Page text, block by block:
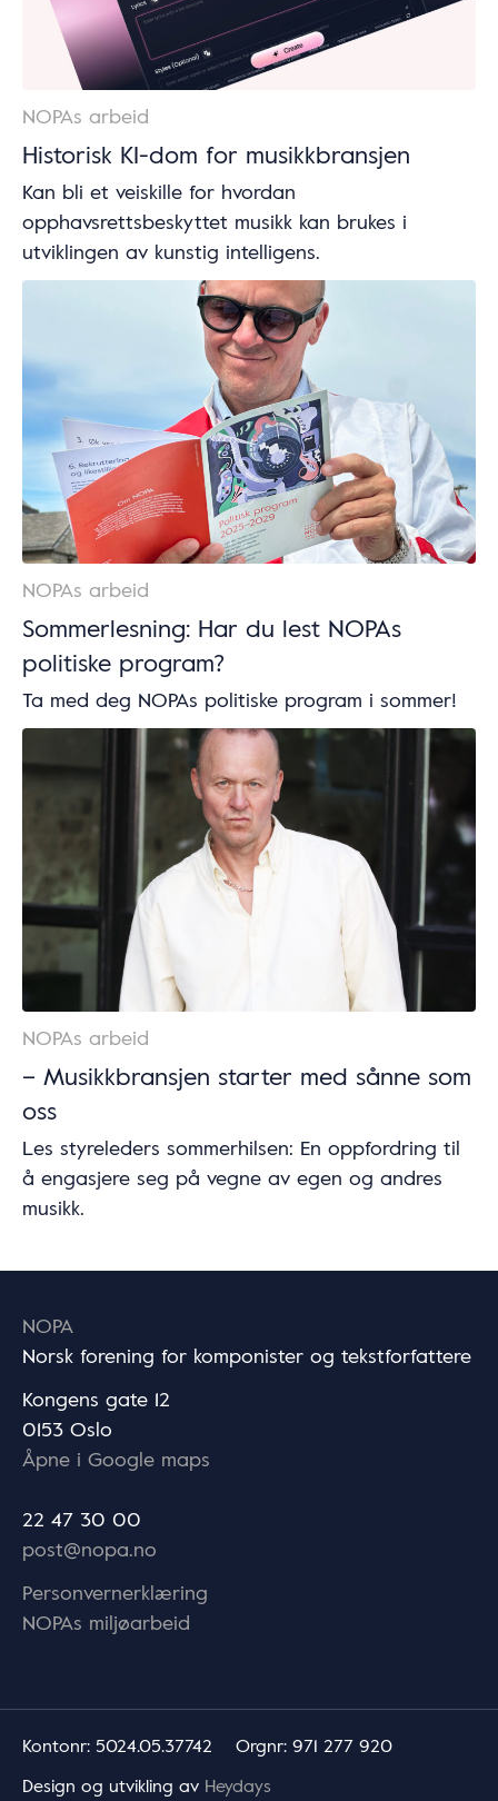
NOPAs arbeid
Historisk KI-dom for musikkbransjen
Kan bli et veiskille for hvordan
opphavsrettsbeskyttet musikk kan brukes i
utviklingen av kunstig intelligens.
NOPAs arbeid
Sommerlesning: Har du lest NOPAs
politiske program?
Ta med deg NOPAs politiske program i sommer!
NOPAs arbeid
– Musikkbransjen starter med sånne som
oss
Les styreleders sommerhilsen: En oppfordring til
å engasjere seg på vegne av egen og andres
musikk.
NOPA
Norsk forening for komponister og tekstforfattere
Kongens gate 12
0153 Oslo
Åpne i Google maps
22 47 30 00
post@nopa.no
Personvernerklæring
NOPAs miljøarbeid
Kontonr: 5024.05.37742 Orgnr: 971 277 920
Design og utvikling av Heydays